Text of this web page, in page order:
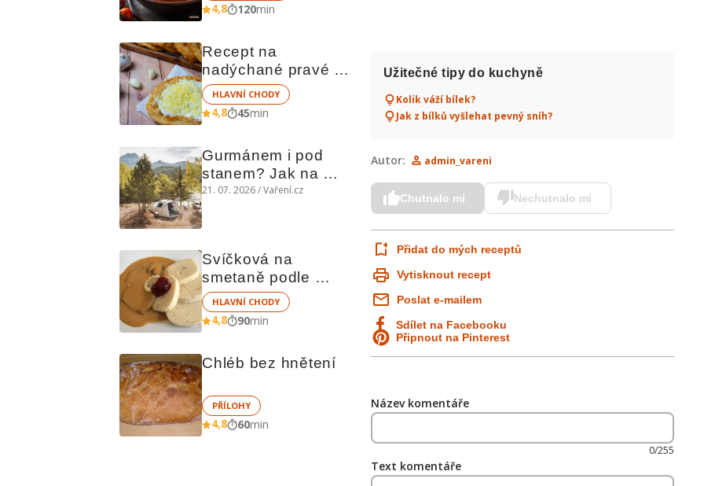
4,8 120min
Recept na
nadýchané pravé
stánkové langoše
HLAVNÍ CHODY
4,8 45min
Gurmánem i pod
stanem? Jak na
polní kuchyni a na
21. 07. 2026 / Vaření.cz
Svíčková na
smetaně podle
Richarda Nováka
HLAVNÍ CHODY
4,8 90min
Chléb bez hnětení
PŘÍLOHY
4,8 60min
Užitečné tipy do kuchyně
Kolik váží bílek?
Jak z bílků vyšlehat pevný sníh?
Autor: admin_vareni
Chutnalo mi Nechutnalo mi
Přidat do mých receptů
Vytisknout recept
Poslat e-mailem
Sdílet na Facebooku
Připnout na Pinterest
Název komentáře
0/255
Text komentáře